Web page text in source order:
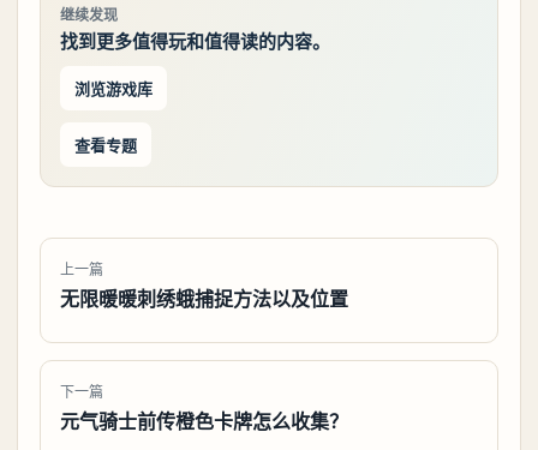
继续发现
找到更多值得玩和值得读的内容。
浏览游戏库
查看专题
上一篇
无限暖暖刺绣蛾捕捉方法以及位置
下一篇
元气骑士前传橙色卡牌怎么收集？